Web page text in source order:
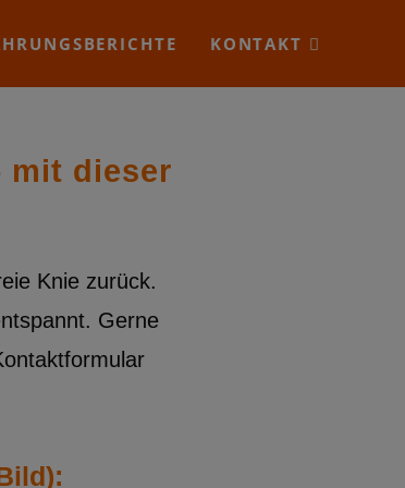
KONTAKT
mit dieser
Knie zurück.
Gerne